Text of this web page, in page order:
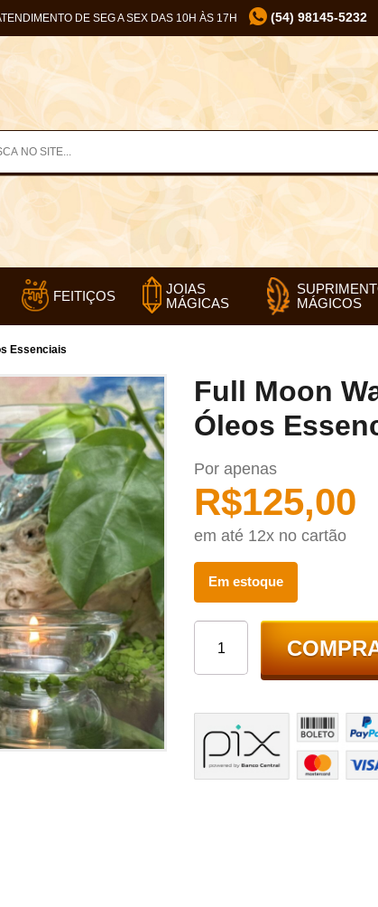
DE SEG A SEX DAS 10H ÀS 17H (54) 98145-5232
FEITIÇOS
JOIAS
MÁGICAS
MÁGICOS
Essenciais
Full Moon
Óleos
Por apenas
R$125,00
em até 12x no cartão
Em estoque